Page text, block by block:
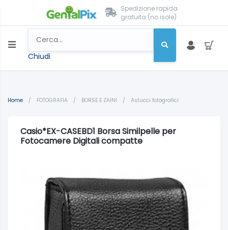
Spedizione rapida
gratuita (no isole)
Chiudi
Home / FOTOGRAFIA / BORSE E ZAINI / Astucci fotografici
Casio*EX-CASEBD1 Borsa Similpelle per
Fotocamere Digitali compatte